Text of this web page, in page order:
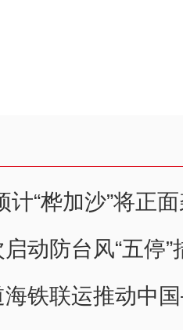
计“桦加沙”将正
动防台风“五停”
海铁联运推动中